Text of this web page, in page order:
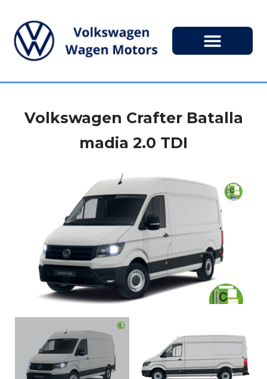
Volkswagen Crafter Batalla
madia 2.0 TDI